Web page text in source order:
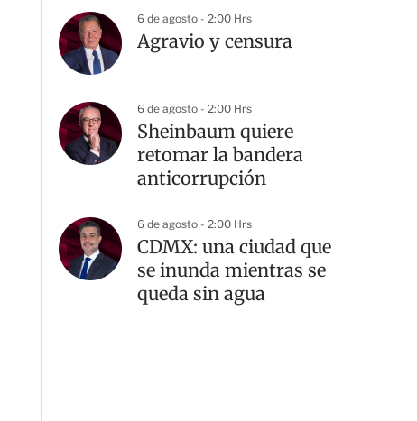
6 de agosto - 2:00 Hrs
Agravio y censura
6 de agosto - 2:00 Hrs
Sheinbaum quiere
retomar la bandera
anticorrupción
6 de agosto - 2:00 Hrs
CDMX: una ciudad que
se inunda mientras se
queda sin agua